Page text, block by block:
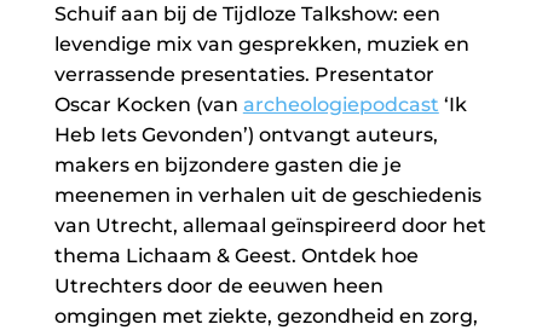
Schuif aan bij de Tijdloze Talkshow: een
levendige mix van gesprekken, muziek en
verrassende presentaties. Presentator
Oscar Kocken (van archeologiepodcast ‘Ik
Heb Iets Gevonden’) ontvangt auteurs,
makers en bijzondere gasten die je
meenemen in verhalen uit de geschiedenis
van Utrecht, allemaal geïnspireerd door het
thema Lichaam & Geest. Ontdek hoe
Utrechters door de eeuwen heen
omgingen met ziekte, gezondheid en zorg,